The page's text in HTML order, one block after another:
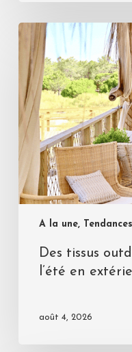
A la une, Tendances
Des tissus
l’été en
août 4, 2026